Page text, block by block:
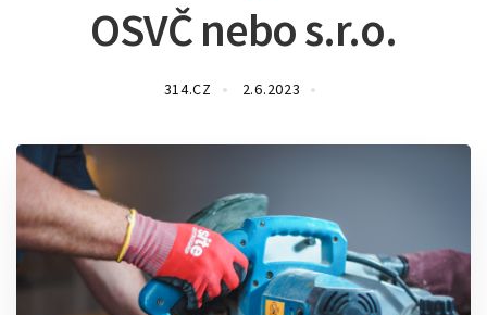
OSVČ nebo s.r.o.
314.CZ 2.6.2023